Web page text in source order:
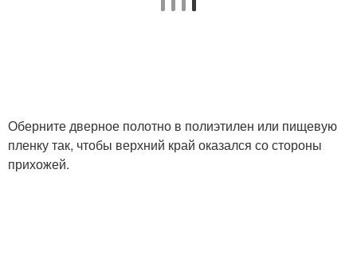
Оберните дверное полотно в полиэтилен или пищевую
пленку так, чтобы верхний край оказался со стороны
прихожей.